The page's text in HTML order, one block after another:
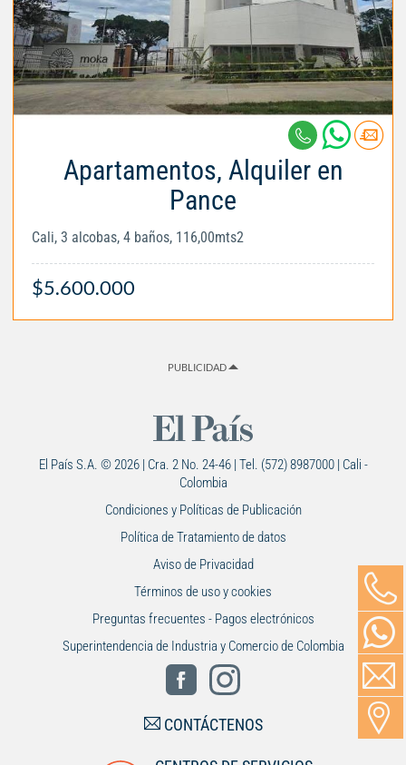
Apartamentos, Alquiler en
Pance
Cali, 3 alcobas, 4 baños, 116,00mts2
$5.600.000
PUBLICIDAD
El País S.A. © 2026 | Cra. 2 No. 24-46 | Tel. (572) 8987000 | Cali -
Colombia
Condiciones y Políticas de Publicación
Política de Tratamiento de datos
Aviso de Privacidad
Términos de uso y cookies
Preguntas frecuentes - Pagos electrónicos
Superintendencia de Industria y Comercio de Colombia
CONTÁCTENOS